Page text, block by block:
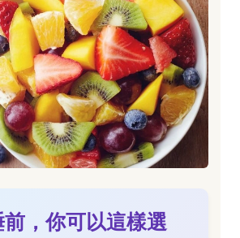
，你可以這樣選